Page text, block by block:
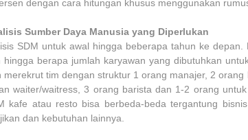
dengan cara hitungan khusus menggunakan
Sumber Daya Manusia yang Diperlukan
SDM untuk awal hingga beberapa tahun ke depan.
hingga berapa jumlah karyawan yang dibutuhkan
merekrut tim dengan struktur 1 orang manajer, 2 orang
waiter/waitress, 3 orang barista dan 1-2 orang
kafe atau resto bisa berbeda-beda tergantung
dan kebutuhan lainnya.